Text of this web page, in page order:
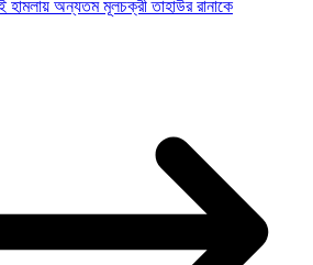
অন্যতম মূলচক্রী তাহাউর রানাকে